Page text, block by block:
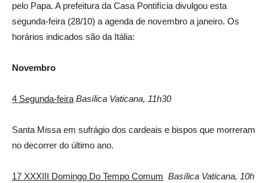
pelo Papa. A prefeitura da Casa Pontifícia divulgou esta
segunda-feira (28/10) a agenda de novembro a janeiro. Os
horários indicados são da Itália:
Novembro
4 Segunda-feira Basílica Vaticana, 11h30
Santa Missa em sufrágio dos cardeais e bispos que morreram
no decorrer do último ano.
17 XXXIII Domingo Do Tempo Comum Basílica Vaticana, 10h